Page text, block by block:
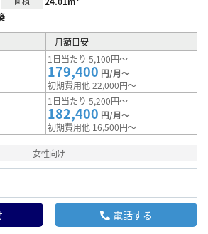
月額目安
1日当たり 5,100円～
179,400 円/月～
初期費用他 22,000円～
1日当たり 5,200円～
182,400 円/月～
初期費用他 16,500円～
女性向け
電話する